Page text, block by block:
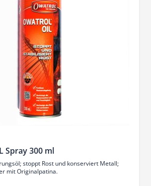
Spray 300 ml
stoppt Rost und konserviert Metall;
mit Originalpatina.